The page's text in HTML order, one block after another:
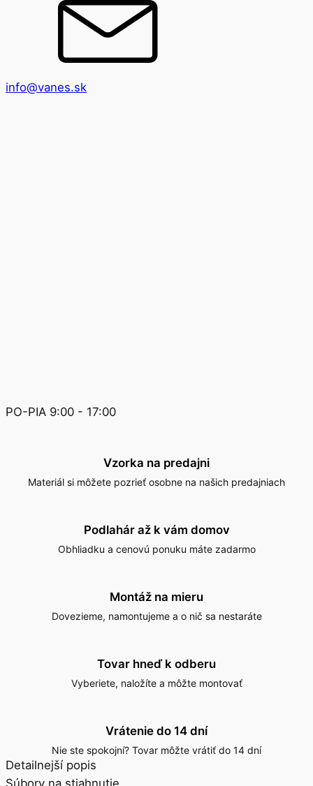
info@vanes.sk
PO-PIA 9:00 - 17:00
Vzorka na predajni
Materiál si môžete pozrieť osobne na našich predajniach
Podlahár až k vám domov
Obhliadku a cenovú ponuku máte zadarmo
Montáž na mieru
Dovezieme, namontujeme a o nič sa nestaráte
Tovar hneď k odberu
Vyberiete, naložíte a môžte montovať
Vrátenie do 14 dní
Nie ste spokojní? Tovar môžte vrátiť do 14 dní
Detailnejší popis